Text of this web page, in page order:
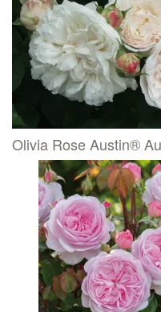
Olivia Rose Austin®